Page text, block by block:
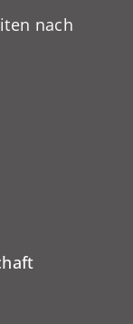
nach